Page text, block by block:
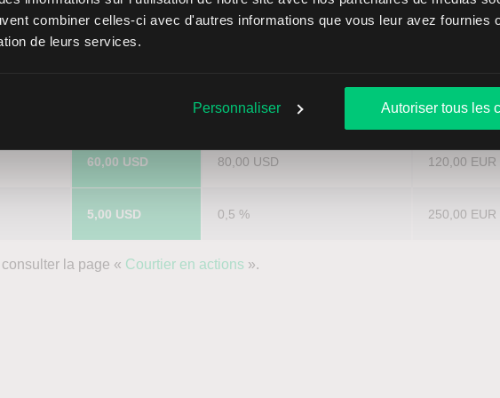
combiner celles-ci avec d'autres informations que vous leur avez fournies
de leurs services.
Personnaliser Autoriser tous les
5,00 USD 0,5 % 25,00 USD
60,00 USD 80,00 USD 120,00 EUR
5,00 USD 0,5 % 250,00 EUR
la page « Courtier en actions ».